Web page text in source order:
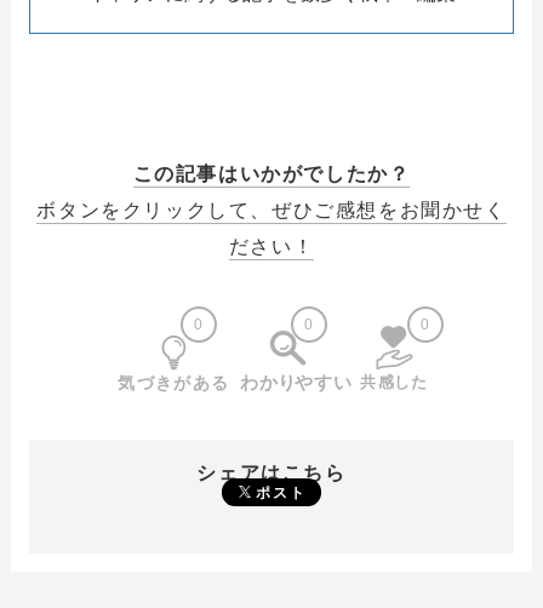
この記事はいかがでしたか？
ボタンをクリックして、ぜひご感想をお聞かせく
ださい！
0 0 0
シェアはこちら
ポスト